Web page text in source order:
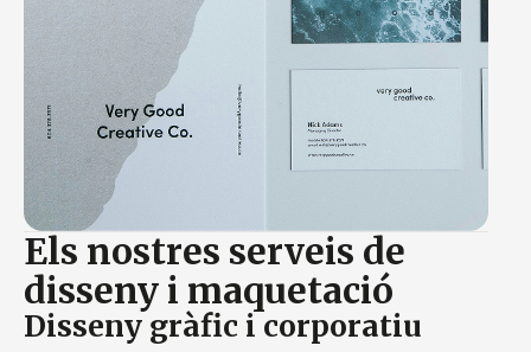
Els nostres serveis de
disseny i maquetació
Disseny gràfic i corporatiu